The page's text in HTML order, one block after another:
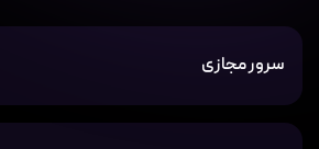
سرور مجازی